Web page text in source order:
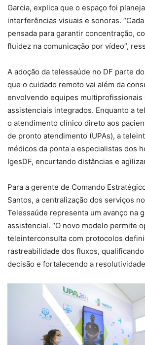
Garcia, explica que o espaço foi
interferências visuais e sonoras.
pensada para garantir concentração,
fluidez na comunicação por vídeo”,
A adoção da telessaúde no DF parte
que o cuidado remoto vai além da
envolvendo equipes multiprofissionais
assistenciais integrados. Enquanto a
o atendimento clínico direto aos
de pronto atendimento (UPAs), a
médicos da ponta a especialistas dos
IgesDF, encurtando distâncias e
Para a gerente de Comando
Santos, a centralização dos serviços
Telessaúde representa um avanço na
assistencial. “O novo modelo permite
teleinterconsulta com protocolos
rastreabilidade dos fluxos, qualificando
decisão e fortalecendo a